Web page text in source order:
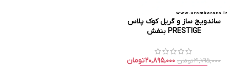
ساندویج ساز و گریل کوک پلاس
PRESTIGE بنفش
۲۱,۷۹۵,۰۰۰تومان ۲۰,۸۹۵,۰۰۰تومان